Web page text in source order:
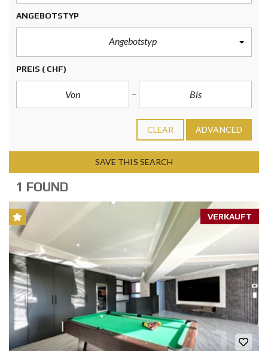
ANGEBOTSTYP
Angebotstyp
PREIS ( CHF)
CLEAR ADVANCED
SAVE THIS SEARCH
1 FOUND
VERKAUFT